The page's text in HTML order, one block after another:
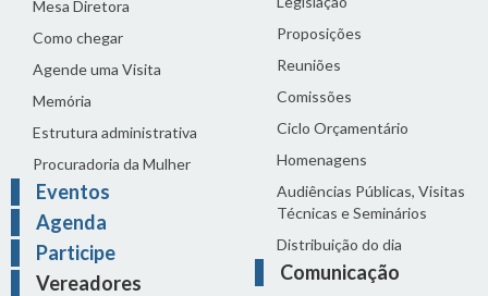
Mesa Diretora
Como chegar
Agende uma Visita
Memória
Estrutura administrativa
Procuradoria da Mulher
Eventos
Agenda
Participe
Vereadores
Proposições
Reuniões
Comissões
Ciclo Orçamentário
Homenagens
Audiências Públicas, Visitas
Técnicas e Seminários
Distribuição do dia
Comunicação